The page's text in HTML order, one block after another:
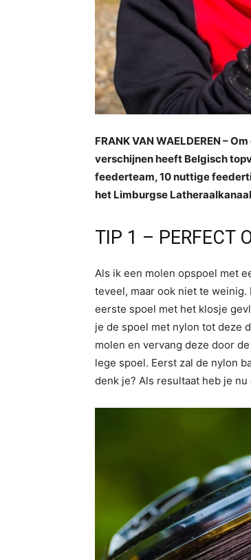
FRANK VAN WAELDEREN –
verschijnen heeft Belgisch
feederteam, 10 nuttige
het Limburgse
TIP 1 – PERFECT
Als ik een molen opspoel met
teveel, maar ook niet te weinig.
eerste spoel met het klosje
je de spoel met nylon tot deze
molen en vervang deze door
lege spoel. Eerst zal de nylon
denk je? Als resultaat heb je